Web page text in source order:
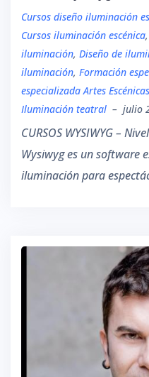
Cursos diseño iluminación
Cursos iluminación escénica,
iluminación, Diseño de
iluminación, Formación
especializada Artes Escénicas
Iluminación teatral – julio
CURSOS WYSIWYG –
Wysiwyg es un software
iluminación para